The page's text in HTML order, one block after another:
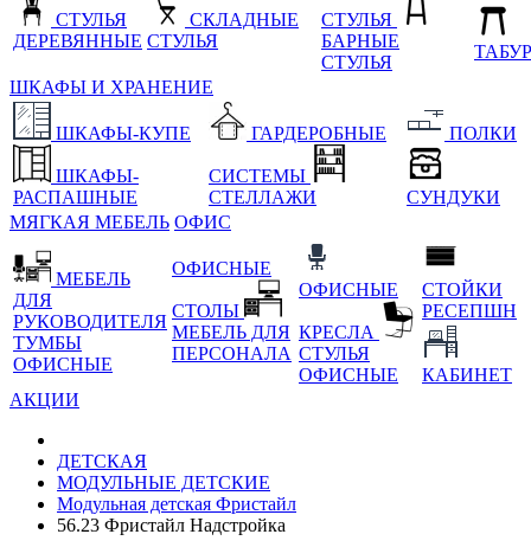
СТУЛЬЯ
ДЕРЕВЯННЫЕ
СКЛАДНЫЕ
СТУЛЬЯ
СТУЛЬЯ
БАРНЫЕ
СТУЛЬЯ
ШКАФЫ И ХРАНЕНИЕ
ШКАФЫ-КУПЕ
ШКАФЫ-
РАСПАШНЫЕ
ГАРДЕРОБНЫЕ
СИСТЕМЫ
СТЕЛЛАЖИ
ПОЛКИ
СУНДУКИ
МЯГКАЯ МЕБЕЛЬ ОФИС
МЕБЕЛЬ
ДЛЯ
РУКОВОДИТЕЛЯ
ТУМБЫ
ОФИСНЫЕ
ОФИСНЫЕ
СТОЛЫ
МЕБЕЛЬ ДЛЯ
ПЕРСОНАЛА
ОФИСНЫЕ
КРЕСЛА
СТУЛЬЯ
ОФИСНЫЕ
СТОЙКИ
РЕСЕПШН
КАБИНЕТ
АКЦИИ
ДЕТСКАЯ
МОДУЛЬНЫЕ ДЕТСКИЕ
Модульная детская Фристайл
56.23 Фристайл Надстройка